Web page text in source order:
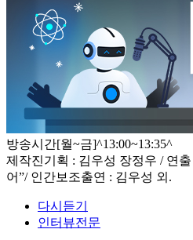
방송시간[월~금]^13:00~13:35^
제작진기획 : 김우성 장정우 / 연
어”/ 인간보조출연 : 김우성 외.
다시듣기
인터뷰전문